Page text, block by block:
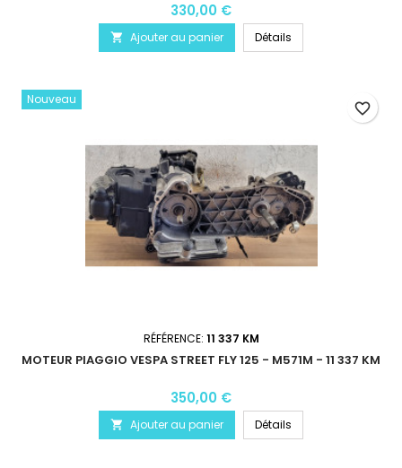
330,00 €
 Ajouter au panier Détails
Nouveau
RÉFÉRENCE: 11 337 KM
MOTEUR PIAGGIO VESPA STREET FLY 125 - M571M - 11 337 KM
350,00 €
 Ajouter au panier Détails
favorite_border